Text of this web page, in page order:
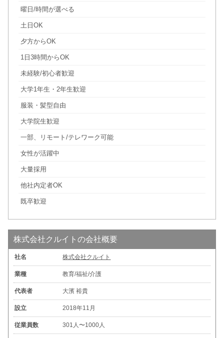
曜日/時間が選べる
土日OK
夕方からOK
1日3時間からOK
未経験/初心者歓迎
大学1年生・2年生歓迎
服装・髪型自由
大学院生歓迎
一部、リモート/テレワーク可能
女性が活躍中
大量採用
他社内定者OK
既卒歓迎
株式会社クルイトの会社概要
社名 株式会社クルイト
業種 教育/福祉/介護
代表者 大濱 裕貴
設立 2018年11月
従業員数 301人〜1000人